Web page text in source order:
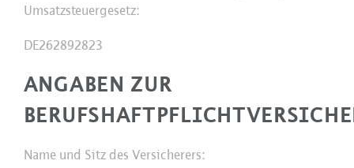
Umsatzsteuergesetz:
DE262892823
ANGABEN ZUR
Name und Sitz des Versicherers: